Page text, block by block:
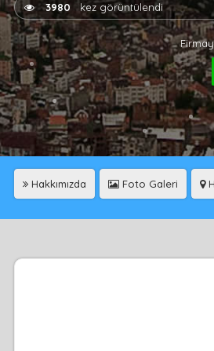
3980 kez görüntülendi
Hakkımızda Foto Galeri